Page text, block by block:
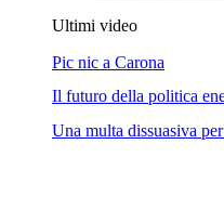
Ultimi video
Pic nic a Carona
Il futuro della politica
Una multa dissuasiva